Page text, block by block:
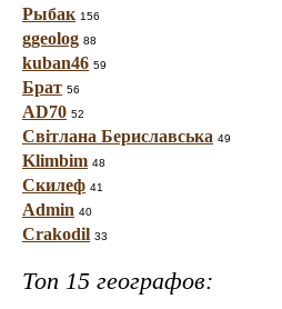
Рыбак 156
ggeolog 88
kuban46 59
Брат 56
AD70 52
Світлана Бериславська 49
Klimbim 48
Скилеф 41
Admin 40
Crakodil 33
Топ 15 географов: